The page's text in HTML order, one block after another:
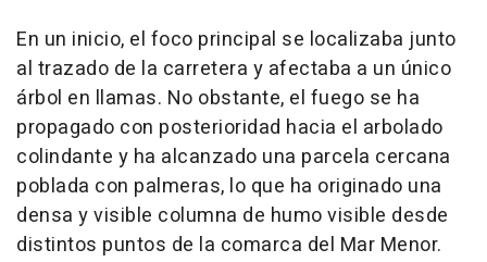
En un inicio, el foco principal se localizaba junto
al trazado de la carretera y afectaba a un único
árbol en llamas. No obstante, el fuego se ha
propagado con posterioridad hacia el arbolado
colindante y ha alcanzado una parcela cercana
poblada con palmeras, lo que ha originado una
densa y visible columna de humo visible desde
distintos puntos de la comarca del Mar Menor.